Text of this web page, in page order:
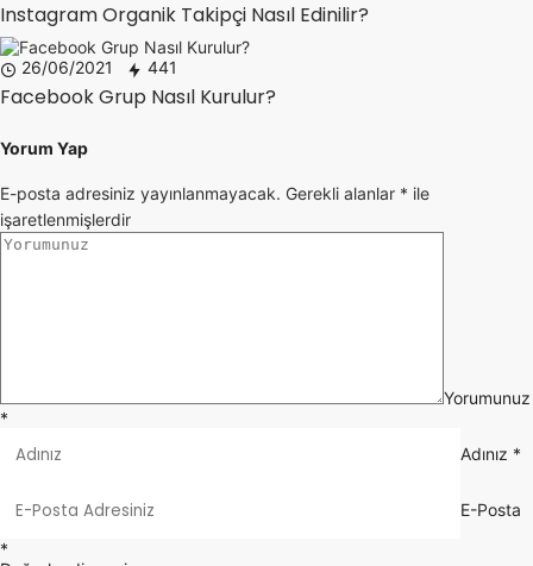
Instagram Organik Takipçi Nasıl Edinilir?
26/06/2021 441
Facebook Grup Nasıl Kurulur?
Yorum Yap
E-posta adresiniz yayınlanmayacak. Gerekli alanlar * ile
işaretlenmişlerdir
Yorumunuz
*
Adınız *
E-Posta
*